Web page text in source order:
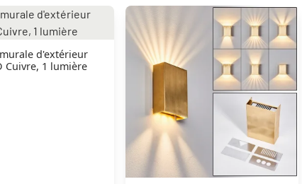
d'extérieur
Cuivre, 1 lumière